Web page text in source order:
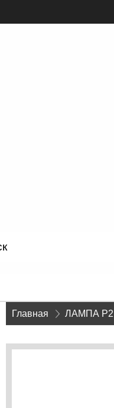
Главная » ЛАМПА